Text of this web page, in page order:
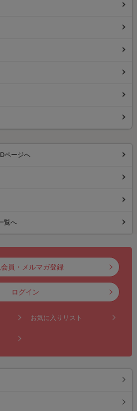
ページへ
覧へ
員・メルマガ登録
ログイン
お気に入りリスト